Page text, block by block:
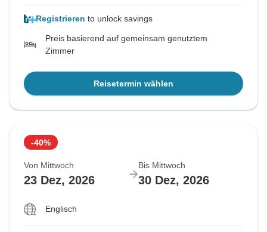
Registrieren to unlock savings
Preis basierend auf gemeinsam genutztem
Zimmer
Reisetermin wählen
-40%
Von Mittwoch
23 Dez, 2026
Bis Mittwoch
30 Dez, 2026
Englisch